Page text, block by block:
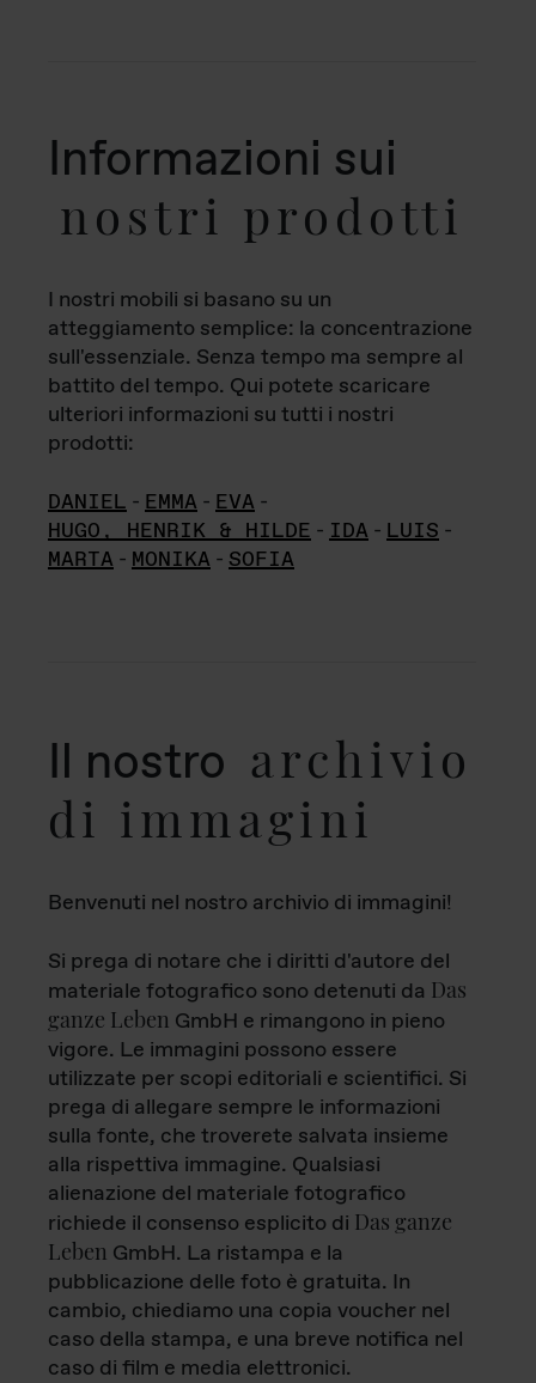
Informazioni sui
nostri prodotti
I nostri mobili si basano su un
atteggiamento semplice: la concentrazione
sull'essenziale. Senza tempo ma sempre al
battito del tempo. Qui potete scaricare
ulteriori informazioni su tutti i nostri
prodotti:
DANIEL - EMMA - EVA -
HUGO, HENRIK & HILDE - IDA - LUIS -
MARTA - MONIKA - SOFIA
Il nostro archivio
di immagini
Benvenuti nel nostro archivio di immagini!
Si prega di notare che i diritti d'autore del
materiale fotografico sono detenuti da Das
ganze Leben GmbH e rimangono in pieno
vigore. Le immagini possono essere
utilizzate per scopi editoriali e scientifici. Si
prega di allegare sempre le informazioni
sulla fonte, che troverete salvata insieme
alla rispettiva immagine. Qualsiasi
alienazione del materiale fotografico
richiede il consenso esplicito di Das ganze
Leben GmbH. La ristampa e la
pubblicazione delle foto è gratuita. In
cambio, chiediamo una copia voucher nel
caso della stampa, e una breve notifica nel
caso di film e media elettronici.